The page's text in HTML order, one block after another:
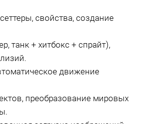
свойства, создание
танк + хитбокс + спрайт),
движение
преобразование мировых